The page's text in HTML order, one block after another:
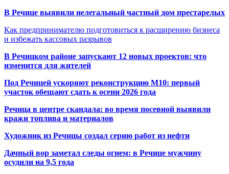
В Речице выявили нелегальный частный дом престарелых
Как предпринимателю подготовиться к расширению бизнеса
и избежать кассовых разрывов
В Речицком районе запускают 12 новых проектов: что
изменится для жителей
Под Речицей ускоряют реконструкцию М10: первый
участок обещают сдать к осени 2026 года
Речица в центре скандала: во время посевной выявили
кражи топлива и материалов
Художник из Речицы создал серию работ из нефти
Дачный вор заметал следы огнем: в Речице мужчину
осудили на 9,5 года